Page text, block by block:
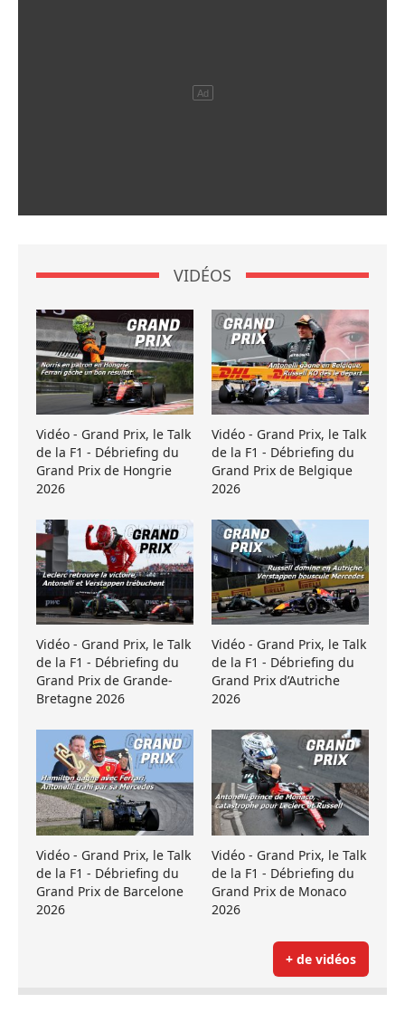
VIDÉOS
Vidéo - Grand Prix, le Talk
de la F1 - Débriefing du
Grand Prix de Hongrie
2026
Vidéo - Grand Prix, le Talk
de la F1 - Débriefing du
Grand Prix de Belgique
2026
Vidéo - Grand Prix, le Talk
de la F1 - Débriefing du
Grand Prix de Grande-
Bretagne 2026
Vidéo - Grand Prix, le Talk
de la F1 - Débriefing du
Grand Prix d’Autriche
2026
Vidéo - Grand Prix, le Talk
de la F1 - Débriefing du
Grand Prix de Barcelone
2026
Vidéo - Grand Prix, le Talk
de la F1 - Débriefing du
Grand Prix de Monaco
2026
+ de vidéos